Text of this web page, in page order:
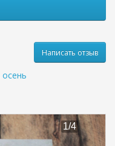
Написать отзыв
осень